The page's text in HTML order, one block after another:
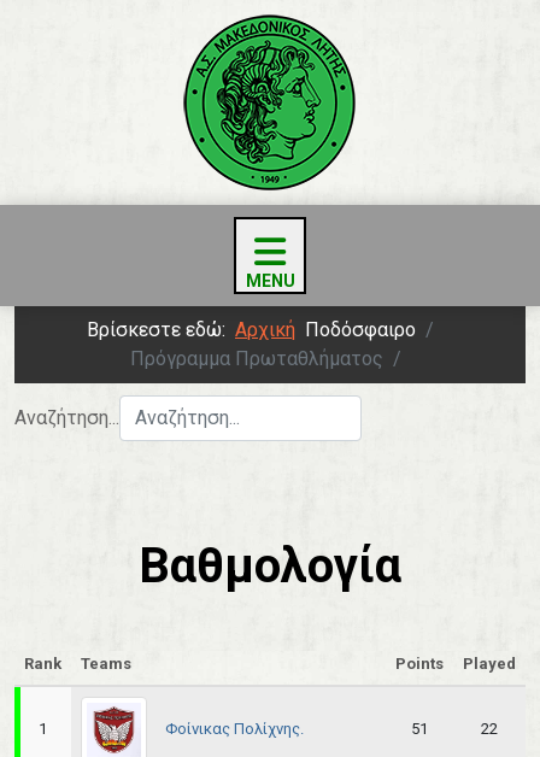
Βρίσκεστε εδώ: Αρχική Ποδόσφαιρο
Πρόγραμμα Πρωταθλήματος
Αναζήτηση...
Βαθμολογία
Rank Teams Points Played
1 Φοίνικας Πολίχνης. 51 22